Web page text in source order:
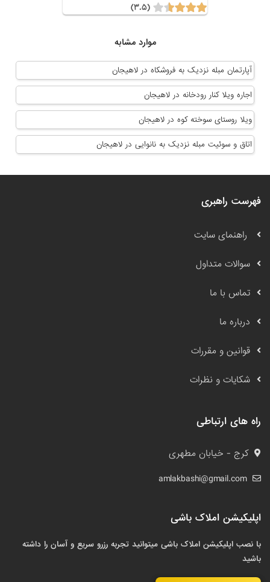
(۳.۵)
موارد مشابه
آپارتمان مبله نزدیک به فروشکاه در لاهیجان
اجاره ویلا کنار رودخانه در لاهیجان
ویلا روستای سوخته کوه در لاهیجان
اتاق و سوئیت مبله نزدیک به نانوایی در لاهیجان
فهرست راهبری
راهنمای سایت
سوالات متداول
تماس با ما
درباره ما
قوانین و مقررات
شکایات و نظرات
راه های ارتباطی
کرج - خیابان مطهری
amlakbashi@gmail.com
اپلیکیشن املاک باشی
با نصب اپلیکیشن املاک باشی میتوانید تجربه رزرو سریع و آسان را داشته
باشید